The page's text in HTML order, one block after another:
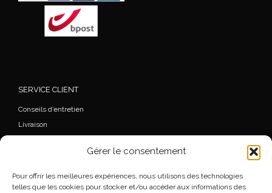
Gérer le consentement
Pour offrir les meilleures expériences, nous utilisons des technologies
telles que les cookies pour stocker et/ou accéder aux informations des
SERVICE CLIENT
Conseils d’entretien
Livraison
Wishlist